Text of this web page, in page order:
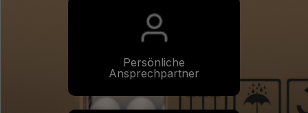
Persönliche
Ansprechpartner